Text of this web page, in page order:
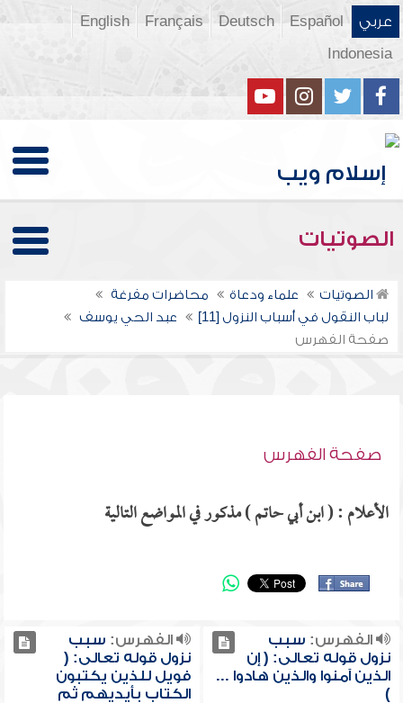
عربي Español
Deutsch
Français
English
Indonesia
الصوتيات
الصوتيات علماء ودعاة
محاضرات مفرغة
لباب النقول في أسباب النزول [11]
عبد الحي يوسف
صفحة الفهرس
صفحة الفهرس
الأعلام : ( ابن أبي حاتم ) مذكور في المواضع التالية
الفهرس: سبب
نزول قوله تعالى: ( إن
الذين آمنوا والذين هادوا ...
)
الفهرس: سبب
نزول قوله تعالى: (
فويل للذين يكتبون
الكتاب بأيديهم ثم